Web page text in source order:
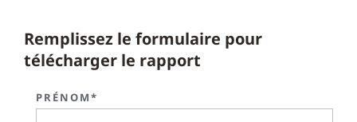
Remplissez le formulaire pour
télécharger le rapport
PRÉNOM*